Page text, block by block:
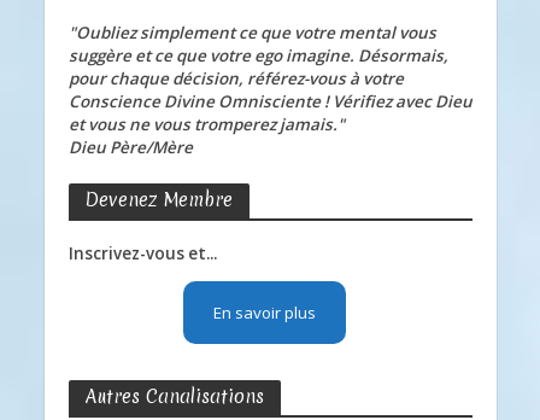
"Oubliez simplement ce que votre mental vous
suggère et ce que votre ego imagine. Désormais,
pour chaque décision, référez-vous à votre
Conscience Divine Omnisciente ! Vérifiez avec Dieu
et vous ne vous tromperez jamais."
Dieu Père/Mère
Devenez Membre
Inscrivez-vous et...
En savoir plus
Autres Canalisations